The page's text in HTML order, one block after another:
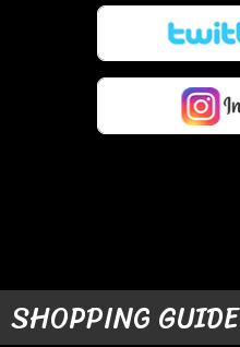
SHOPPING GUIDE